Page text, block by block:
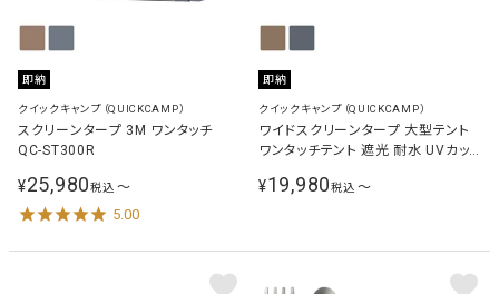
即納
クイックキャンプ（QUICKCAMP）
スクリーンタープ 3M ワンタッチ
QC-ST300R
¥25,980税込 〜
5.00
即納
クイックキャンプ（QUICKCAMP）
ワイドスクリーンタープ 大型テント
ワンタッチテント 遮光 耐水 UVカット
¥19,980税込 〜